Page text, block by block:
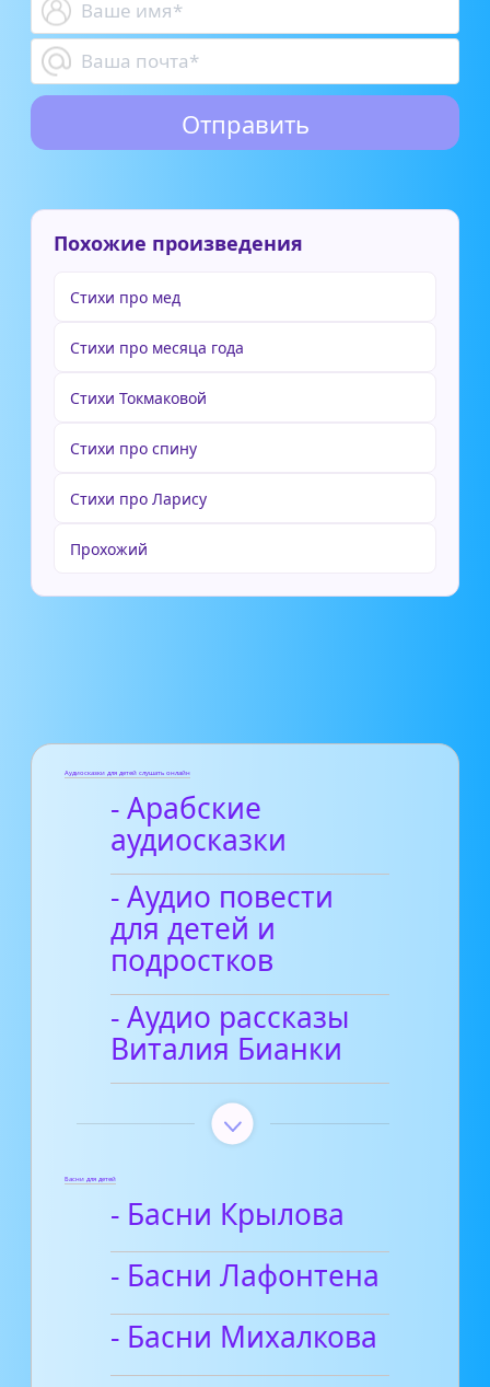
Похожие произведения
Стихи про мед
Стихи про месяца года
Стихи Токмаковой
Стихи про спину
Стихи про Ларису
Прохожий
Аудиосказки для детей слушать онлайн
- Арабские
аудиосказки
- Аудио повести
для детей и
подростков
- Аудио рассказы
Виталия Бианки
Басни для детей
- Басни Крылова
- Басни Лафонтена
- Басни Михалкова